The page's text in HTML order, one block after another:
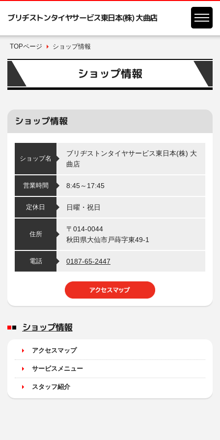
ブリヂストンタイヤサービス東日本(株) 大曲店
TOPページ ショップ情報
ショップ情報
ショップ情報
ショップ名
ブリヂストンタイヤサービス東日本(株) 大
曲店
営業時間 8:45～17:45
定休日 日曜・祝日
住所
〒014-0044
秋田県大仙市戸蒔字東49-1
電話 0187-65-2447
ショップ情報
アクセスマップ
サービスメニュー
スタッフ紹介